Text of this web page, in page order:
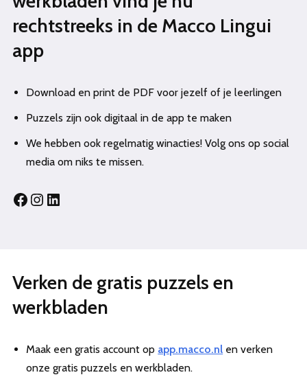
rechtstreeks in de Macco Lingui
app
Download en print de PDF voor jezelf of je leerlingen
Puzzels zijn ook digitaal in de app te maken
We hebben ook regelmatig winacties! Volg ons op social
media om niks te missen.
Verken de gratis puzzels en
werkbladen
Maak een gratis account op app.macco.nl en verken
onze gratis puzzels en werkbladen.